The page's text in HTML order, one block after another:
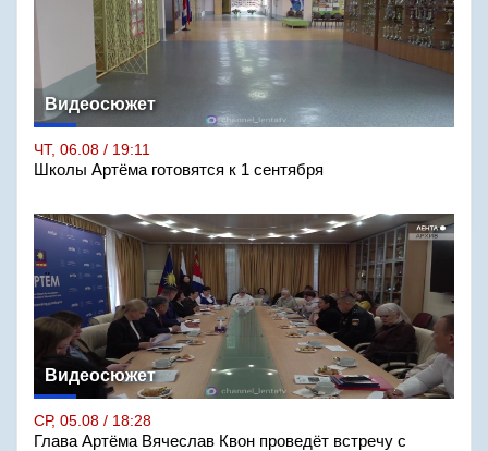
Видеосюжет
ЧТ, 06.08 / 19:11
Школы Артёма готовятся к 1 сентября
Видеосюжет
СР, 05.08 / 18:28
Глава Артёма Вячеслав Квон проведёт встречу с